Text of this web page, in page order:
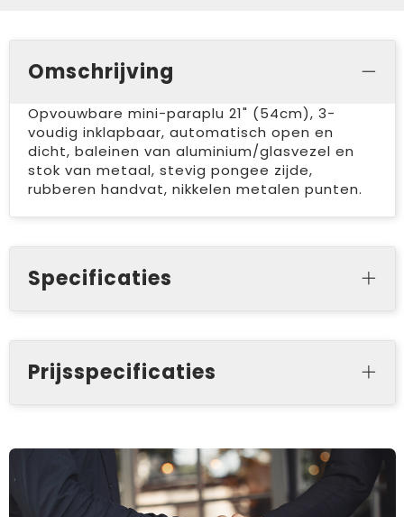
Omschrijving
Opvouwbare mini-paraplu 21" (54cm), 3-
voudig inklapbaar, automatisch open en
dicht, baleinen van aluminium/glasvezel en
stok van metaal, stevig pongee zijde,
rubberen handvat, nikkelen metalen punten.
Specificaties
Prijsspecificaties